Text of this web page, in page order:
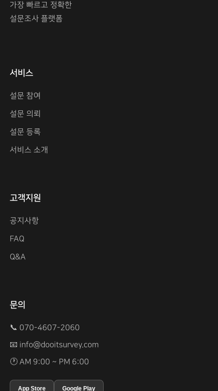
가장 빠르고 정확한
설문조사 플랫폼
서비스
설문 참여
설문 의뢰
설문 등록
서비스 소개
고객지원
공지사항
FAQ
Q&A
문의
📞 070-4607-2060
📧 info@dooitsurvey.com
🕐 AM 9:00 ~ PM 6:00
App Store Google Play